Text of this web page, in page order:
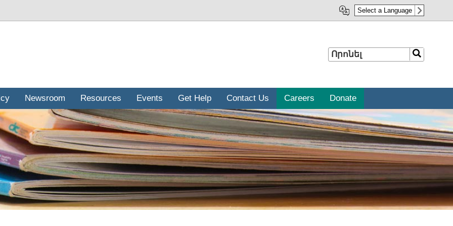
Select a Language
Որոնել Որոնել
Newsroom Resources Events Get Help Contact Us Careers Donate